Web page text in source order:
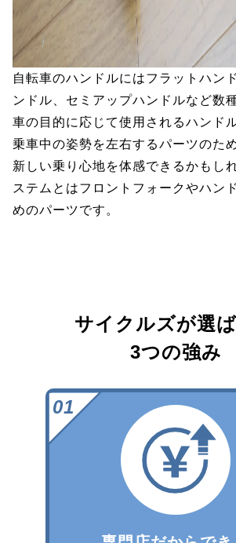
自転車のハンドルにはフラットハン
ンドル、セミアップハンドルなど数
車の目的に応じて使用されるハンド
乗車中の姿勢を左右するパーツのた
新しい乗り心地を体感できるかもし
ステムとはフロントフォークやハン
めのパーツです。
サイクルズが選
3つの強み